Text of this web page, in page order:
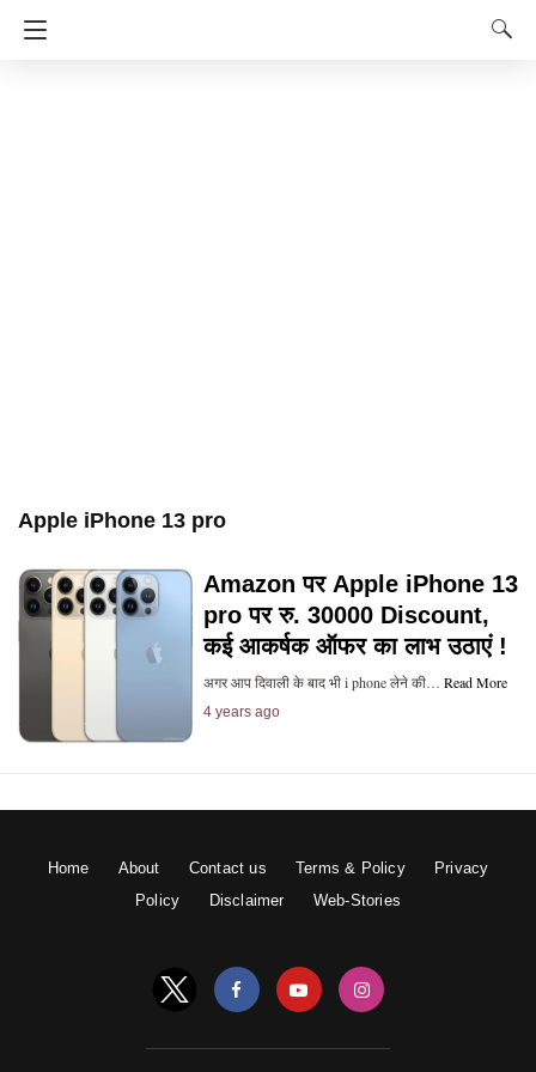
Apple iPhone 13 pro
Amazon पर Apple iPhone 13
pro पर रु. 30000 Discount,
कई आकर्षक ऑफर का लाभ उठाएं !
अगर आप दिवाली के बाद भी i phone लेने की… Read More
4 years ago
Home About Contact us Terms & Policy
Privacy
Policy
Disclaimer Web-Stories